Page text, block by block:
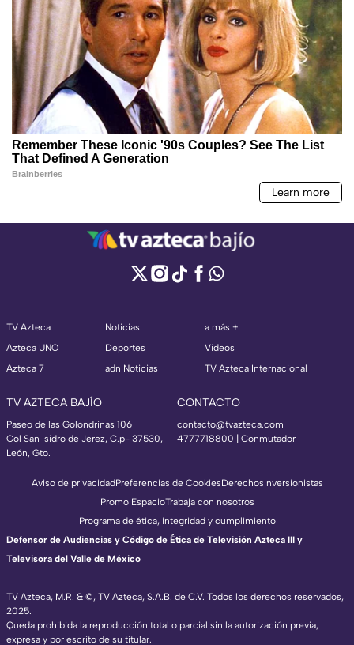
TV Azteca
Azteca UNO
Azteca 7
Noticias
Deportes
adn Noticias
a más +
Videos
TV Azteca Internacional
TV AZTECA BAJÍO
Paseo de las Golondrinas 106
Col San Isidro de Jerez, C.p- 37530,
León, Gto.
CONTACTO
contacto@tvazteca.com
4777718800 | Conmutador
TV Azteca, M.R. & ©, TV Azteca, S.A.B. de C.V. Todos los derechos reservados,
2025.
Queda prohibida la reproducción total o parcial sin la autorización previa,
expresa y por escrito de su titular.
Aviso de privacidadPreferencias de CookiesDerechosInversionistas
Promo EspacioTrabaja con nosotros
Programa de ética, integridad y cumplimiento
Defensor de Audiencias y Código de Ética de Televisión Azteca III y
Televisora del Valle de México